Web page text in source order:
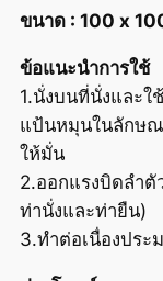
ขนาด : 100 x
ข้อแนะนำการใช้
1.นั่งบนที่นั่งและ
แป้นหมุนในลักษณ
ให้มั่น
2.ออกแรงบิดลำ
ท่านั่งและท่ายืน)
3.ทำต่อเนื่องปร